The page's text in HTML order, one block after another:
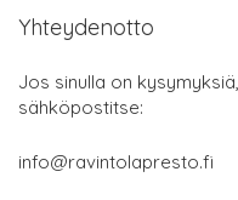
Yhteydenotto
Jos sinulla on
sähköpostitse:
info@ravintolapresto.fi